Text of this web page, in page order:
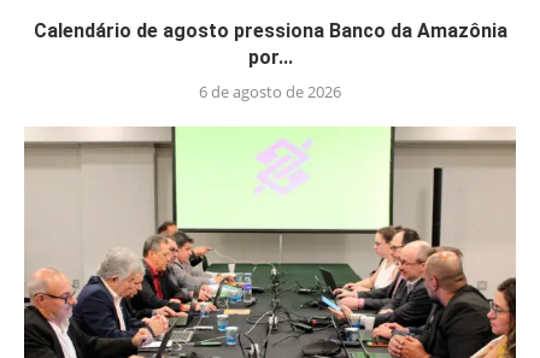
Calendário de agosto pressiona Banco da Amazônia
por...
6 de agosto de 2026